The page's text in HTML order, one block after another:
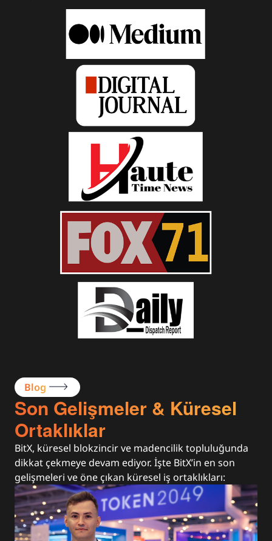
Blog
Son Gelişmeler & Küresel
Ortaklıklar
BitX, küresel blokzincir ve madencilik topluluğunda
dikkat çekmeye devam ediyor. İşte BitX’in en son
gelişmeleri ve öne çıkan küresel iş ortaklıkları: